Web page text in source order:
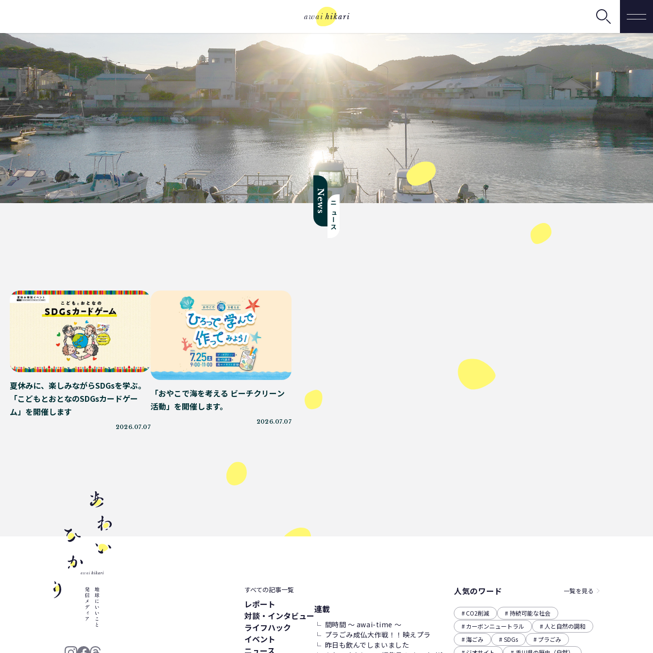
News
ニュース
夏休みに、楽しみながらSDGsを学ぶ。
「こどもとおとなのSDGsカードゲー
ム」を開催します
2026.07.07
「おやこで海を考える ビーチクリーン
活動」を開催します。
2026.07.07
すべての記事一覧
レポート
対談・インタビュー
ライフハック
イベント
ニュース
連載
間時間 ～ awai-time ～
プラごみ成仏大作戦！！映えプラ
昨日も飲んでしまいました
人気のワード 一覧を見る
CO2削減
持続可能な社会
カーボンニュートラル
人と自然の調和
海ごみ
SDGs
プラごみ